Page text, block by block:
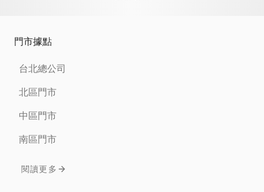
門市據點
台北總公司
北區門市
中區門市
南區門市
閱讀更多